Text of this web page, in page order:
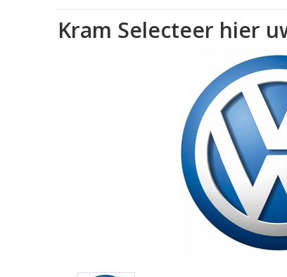
Kram Selecteer hier